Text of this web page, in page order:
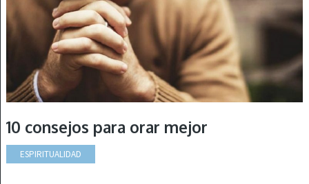
10 consejos para orar mejor
ESPIRITUALIDAD